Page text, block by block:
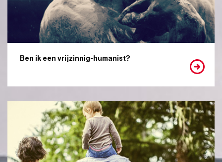
Ben ik een vrijzinnig-humanist?